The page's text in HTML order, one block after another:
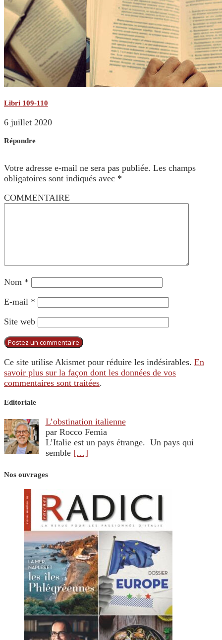
Libri 109-110
6 juillet 2020
Répondre
Votre adresse e-mail ne sera pas publiée. Les champs
obligatoires sont indiqués avec *
COMMENTAIRE
Nom *
E-mail *
Site web
Ce site utilise Akismet pour réduire les indésirables. En
savoir plus sur la façon dont les données de vos
commentaires sont traitées.
Editoriale
L’obstination italienne
par Rocco Femia
L’Italie est un pays étrange. Un pays qui
semble […]
Nos ouvrages